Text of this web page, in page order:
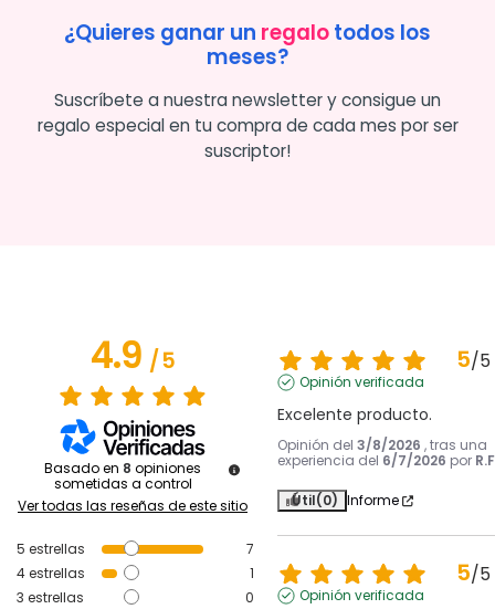
¿Quieres ganar un regalotodos los
meses?
Suscríbete a nuestra newsletter y consigue un
regalo especial en tu compra de cada mes por ser
suscriptor!
4.9/5
Basado en 8 opiniones
sometidas a control
Ver todas las reseñas de este sitio
5 estrellas
7
4estrellas
1
3 estrellas
0
5/5
Opinión verificada
Excelente producto.
Opinión del 3/8/2026 , tras una
experiencia del 6/7/2026 por
Útil(0) Informe
5/5
Opinión verificada